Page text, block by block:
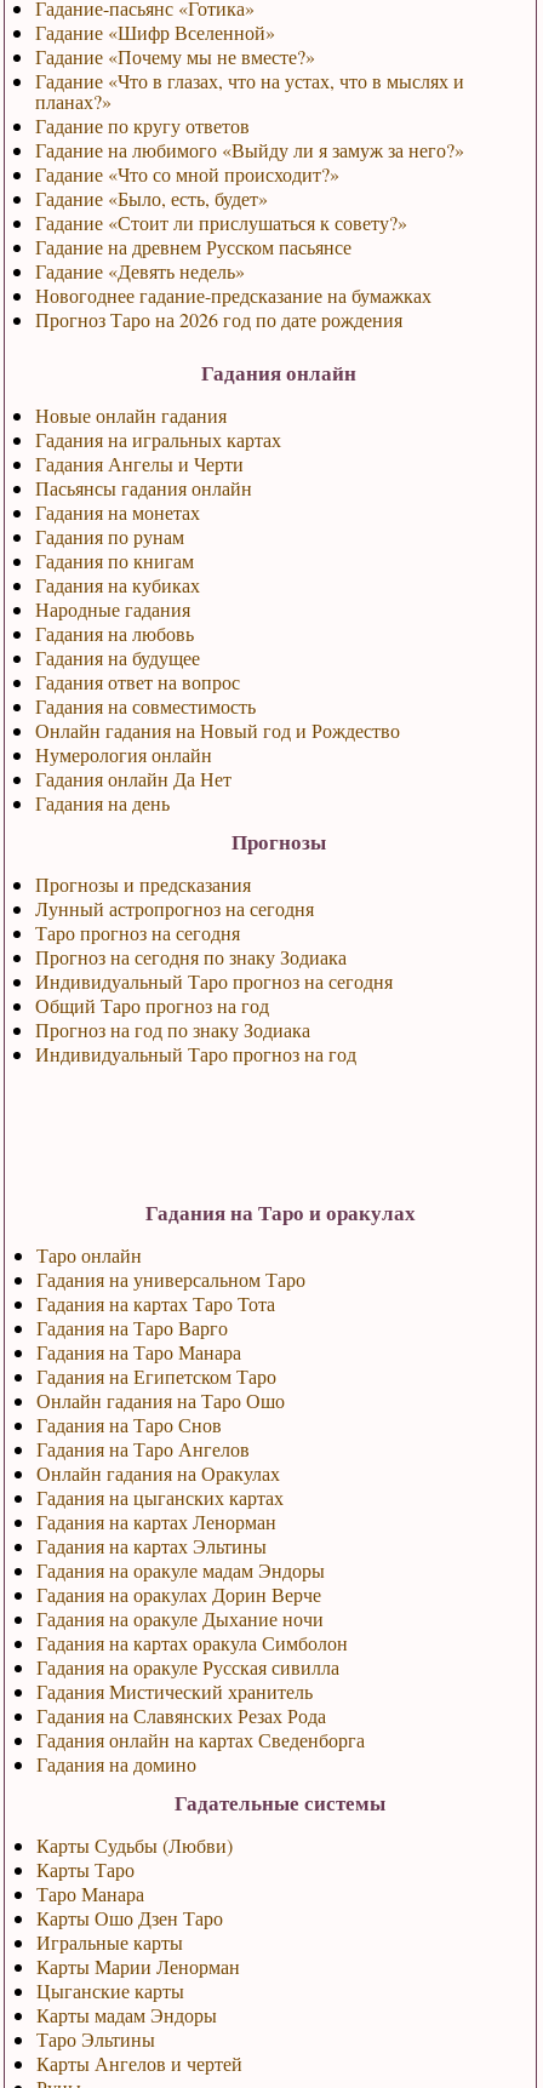
Гадание-пасьянс «Готика»
Гадание «Шифр Вселенной»
Гадание «Почему мы не вместе?»
Гадание «Что в глазах, что на устах, что в мыслях и
планах?»
Гадание по кругу ответов
Гадание на любимого «Выйду ли я замуж за него?»
Гадание «Что со мной происходит?»
Гадание «Было, есть, будет»
Гадание «Стоит ли прислушаться к совету?»
Гадание на древнем Русском пасьянсе
Гадание «Девять недель»
Новогоднее гадание-предсказание на бумажках
Прогноз Таро на 2026 год по дате рождения
Гадания онлайн
Новые онлайн гадания
Гадания на игральных картах
Гадания Ангелы и Черти
Пасьянсы гадания онлайн
Гадания на монетах
Гадания по рунам
Гадания по книгам
Гадания на кубиках
Народные гадания
Гадания на любовь
Гадания на будущее
Гадания ответ на вопрос
Гадания на совместимость
Онлайн гадания на Новый год и Рождество
Нумерология онлайн
Гадания онлайн Да Нет
Гадания на день
Прогнозы
Прогнозы и предсказания
Лунный астропрогноз на сегодня
Таро прогноз на сегодня
Прогноз на сегодня по знаку Зодиака
Индивидуальный Таро прогноз на сегодня
Общий Таро прогноз на год
Прогноз на год по знаку Зодиака
Индивидуальный Таро прогноз на год
Гадания на Таро и оракулах
Таро онлайн
Гадания на универсальном Таро
Гадания на картах Таро Тота
Гадания на Таро Варго
Гадания на Таро Манара
Гадания на Египетском Таро
Онлайн гадания на Таро Ошо
Гадания на Таро Снов
Гадания на Таро Ангелов
Онлайн гадания на Оракулах
Гадания на цыганских картах
Гадания на картах Ленорман
Гадания на картах Эльтины
Гадания на оракуле мадам Эндоры
Гадания на оракулах Дорин Верче
Гадания на оракуле Дыхание ночи
Гадания на картах оракула Симболон
Гадания на оракуле Русская сивилла
Гадания Мистический хранитель
Гадания на Славянских Резах Рода
Гадания онлайн на картах Сведенборга
Гадания на домино
Гадательные системы
Карты Судьбы (Любви)
Карты Таро
Таро Манара
Карты Ошо Дзен Таро
Игральные карты
Карты Марии Ленорман
Цыганские карты
Карты мадам Эндоры
Таро Эльтины
Карты Ангелов и чертей